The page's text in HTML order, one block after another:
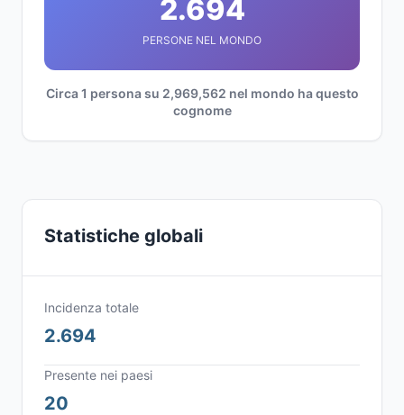
2.694
PERSONE NEL MONDO
Circa 1 persona su 2,969,562 nel mondo ha questo
cognome
Statistiche globali
Incidenza totale
2.694
Presente nei paesi
20